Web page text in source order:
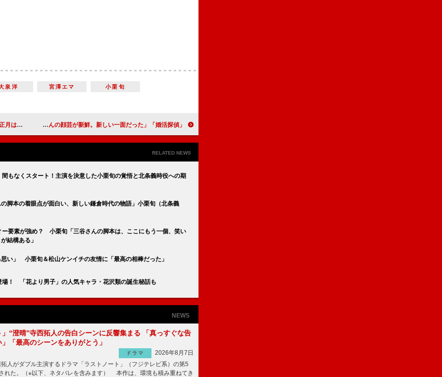
泉洋 宮澤エマ
小栗旬
した！」 「婚活探偵」向井理、モテない探偵・黒崎役で新境地 「理くんの顔芸が新鮮。新しい一面だった」
RELATED NEWS
間もなくスタート！主演を決意した小栗旬の覚悟と北条義時役への期
脚本の着眼点が面白い、新しい鎌倉時代の物語」小栗旬（北条義
要素が強め？ 小栗旬「三谷さんの脚本は、ここにもう一個、笑い
結構ある」
い」 小栗旬＆松山ケンイチの友情に「最高の相棒だった」
場！ 「花より男子」の人気キャラ・花沢類の誕生秘話も
NEWS
」“澄晴”寺西拓人の告白シーンに反響集まる 「真っすぐな告
「最高のシーンをありがとう」
ドラマ
2026年8月7日
人がダブル主演するドラマ「ラストノート」（フジテレビ系）の第5
れた。（※以下、ネタバレを含みます） 本作は、環境も積み重ねてき